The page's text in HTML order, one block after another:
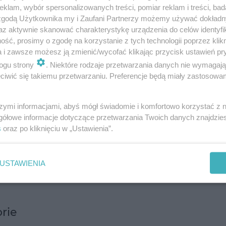
składników diety roślinnej, bogatym
Oto szczegółowy przegląd jej wartości
roślinnego, co czyni ją idealnym wyborem dla
soczewicy znajduje się około 9 gramów białka.
8 gramów w 100 gramach ugotowanej soczewicy)
trawieniu i zapobiegając zaparciom.
wybór spersonalizowanych treści, pomiar reklam i treści,
Użytkownika my i Zaufani Partnerzy możemy używać
aktywnie skanować charakterystykę urządzenia do celów
prosimy o zgodę na korzystanie z tych technologii poprzez
i zawsze możesz ją zmienić/wycofać klikając przycisk ustawień
strony
. Niektóre rodzaje przetwarzania danych nie
się takiemu przetwarzaniu. Preferencje będą miały
informacjami, abyś mógł świadomie i komfortowo korzystać z
informacje dotyczące przetwarzania Twoich danych
oraz po kliknięciu w „Ustawienia”.
USTAWIENIA